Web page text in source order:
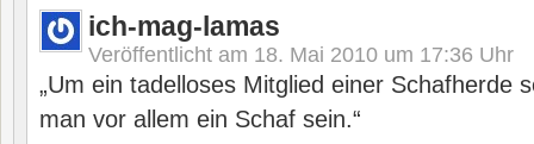
ich-mag-lamas
Veröffentlicht am 18. Mai 2010 um 17:36 Uhr
„Um ein tadelloses Mitglied einer Schafherde
man vor allem ein Schaf sein.“